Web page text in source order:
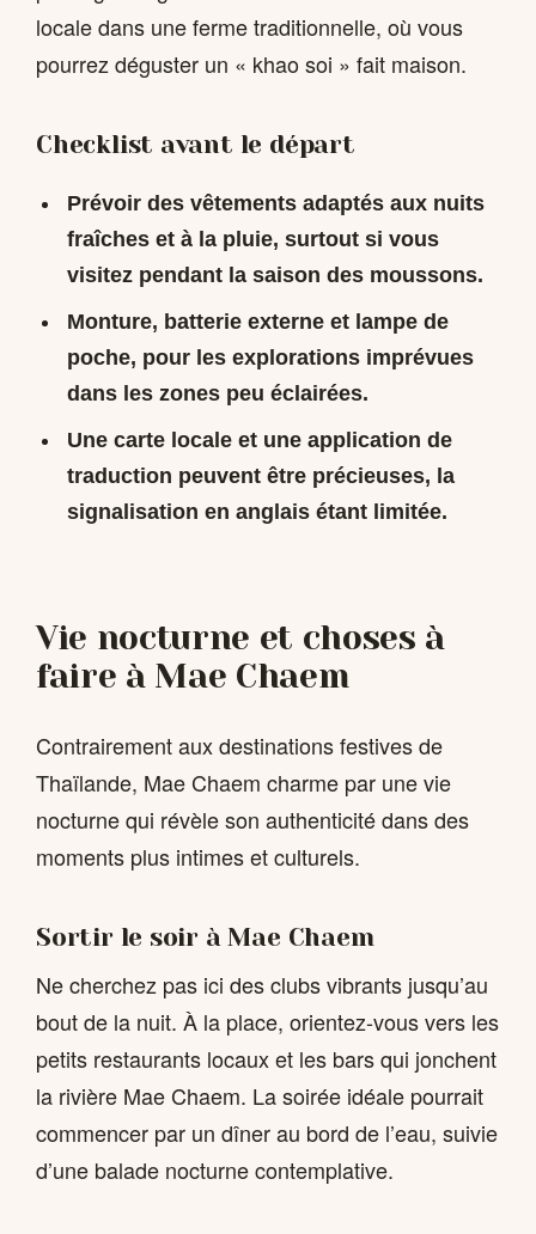
locale dans une ferme traditionnelle, où vous
pourrez déguster un « khao soi » fait maison.
Checklist avant le départ
Prévoir des vêtements adaptés aux nuits
fraîches et à la pluie, surtout si vous
visitez pendant la saison des moussons.
Monture, batterie externe et lampe de
poche, pour les explorations imprévues
dans les zones peu éclairées.
Une carte locale et une application de
traduction peuvent être précieuses, la
signalisation en anglais étant limitée.
Vie nocturne et choses à
faire à Mae Chaem
Contrairement aux destinations festives de
Thaïlande, Mae Chaem charme par une vie
nocturne qui révèle son authenticité dans des
moments plus intimes et culturels.
Sortir le soir à Mae Chaem
Ne cherchez pas ici des clubs vibrants jusqu’au
bout de la nuit. À la place, orientez-vous vers les
petits restaurants locaux et les bars qui jonchent
la rivière Mae Chaem. La soirée idéale pourrait
commencer par un dîner au bord de l’eau, suivie
d’une balade nocturne contemplative.